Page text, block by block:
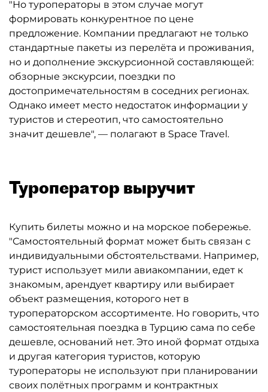
"Но туроператоры в этом случае могут
формировать конкурентное по цене
предложение. Компании предлагают не только
стандартные пакеты из перелёта и проживания,
но и дополнение экскурсионной составляющей:
обзорные экскурсии, поездки по
достопримечательностям в соседних регионах.
Однако имеет место недостаток информации у
туристов и стереотип, что самостоятельно
значит дешевле", — полагают в Space Travel.
Туроператор выручит
Купить билеты можно и на морское побережье.
"Самостоятельный формат может быть связан с
индивидуальными обстоятельствами. Например,
турист использует мили авиакомпании, едет к
знакомым, арендует квартиру или выбирает
объект размещения, которого нет в
туроператорском ассортименте. Но говорить, что
самостоятельная поездка в Турцию сама по себе
дешевле, оснований нет. Это иной формат отдыха
и другая категория туристов, которую
туроператоры не используют при планировании
своих полётных программ и контрактных